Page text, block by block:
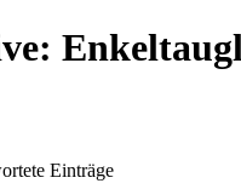
Einträge